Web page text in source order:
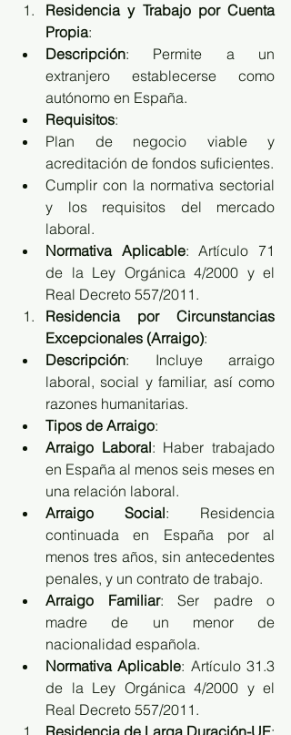
Residencia y Trabajo por Cuenta
Propia:
Descripción: Permite a un
extranjero establecerse como
autónomo en España.
Requisitos:
Plan de negocio viable y
acreditación de fondos suficientes.
Cumplir con la normativa sectorial
y los requisitos del mercado
laboral.
Normativa Aplicable: Artículo 71
de la Ley Orgánica 4/2000 y el
Real Decreto 557/2011.
Residencia por Circunstancias
Excepcionales (Arraigo):
Descripción: Incluye arraigo
laboral, social y familiar, así como
razones humanitarias.
Tipos de Arraigo:
Arraigo Laboral: Haber trabajado
en España al menos seis meses en
una relación laboral.
Arraigo Social: Residencia
continuada en España por al
menos tres años, sin antecedentes
penales, y un contrato de trabajo.
Arraigo Familiar: Ser padre o
madre de un menor de
nacionalidad española.
Normativa Aplicable: Artículo 31.3
de la Ley Orgánica 4/2000 y el
Real Decreto 557/2011.
Residencia de Larga Duración-UE: